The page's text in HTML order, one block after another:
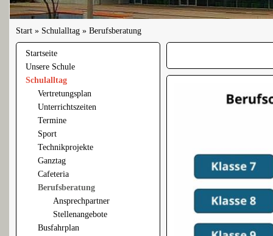
Start» Schulalltag» Berufsberatung
Startseite
Unsere Schule
Schulalltag
Vertretungsplan
Unterrichtszeiten
Termine
Sport
Technikprojekte
Ganztag
Cafeteria
Berufsberatung
Ansprechpartner
Stellenangebote
Busfahrplan